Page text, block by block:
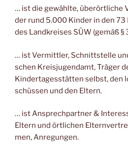
… ist die gewähl­te, über­ört­li­che
der rund 5.000 Kin­der in den
des Land­krei­ses SÜW (gemäß §
… ist Ver­mitt­ler, Schnitt­stel­le
schen Kreis­ju­gend­amt, Trä­ger
Kin­der­ta­ges­stät­ten selbst, den
schüs­sen und den Eltern.
… ist Ansprech­part­ner &
Eltern und ört­li­chen
men, Anregungen.